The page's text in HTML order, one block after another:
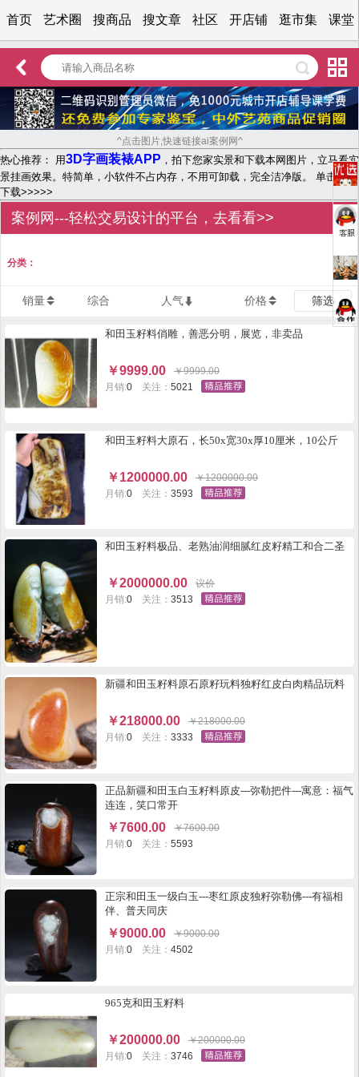
首页 艺术圈 搜商品 搜文章 社区 开店铺 逛市集 课堂
^点击图片,快速链接ai案例网^
热心推荐： 用3D字画装裱APP ，拍下您家实景和下载本网图片，立马看实
景挂画效果。特简单，小软件不占内存，不用可卸载，完全洁净版。 单击文字
下载>>>>>
案例网---轻松交易设计的平台，去看看>>
分类：
销量 综合 人气 价格 筛选
和田玉籽料俏雕，善恶分明，展览，非卖品
￥9999.00 ￥9999.00
月销:0 关注：5021
和田玉籽料大原石，长50x宽30x厚10厘米，10公斤
￥1200000.00 ￥1200000.00
月销:0 关注：3593
和田玉籽料极品、老熟油润细腻红皮籽精工和合二圣
￥2000000.00
议价
月销:0 关注：3513
新疆和田玉籽料原石原籽玩料独籽红皮白肉精品玩料
￥218000.00 ￥218000.00
月销:0 关注：3333
正品新疆和田玉白玉籽料原皮---弥勒把件---寓意：福气
连连，笑口常开
￥7600.00 ￥7600.00
月销:0 关注：5593
正宗和田玉一级白玉---枣红原皮独籽弥勒佛---有福相
伴、普天同庆
￥9000.00 ￥9000.00
月销:0 关注：4502
965克和田玉籽料
￥200000.00 ￥200000.00
月销:0 关注：3746